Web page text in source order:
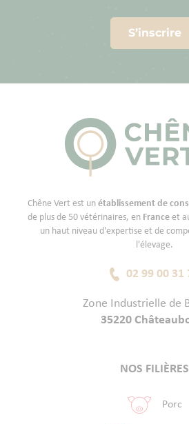
S’inscrire
Chêne Vert est un établissement de
de plus de 50 vétérinaires, en France et
un haut niveau d'expertise et de
l'élevage.
02 99 00 31
Zone Industrielle de
35220
NOS FILIÈRES
Porc